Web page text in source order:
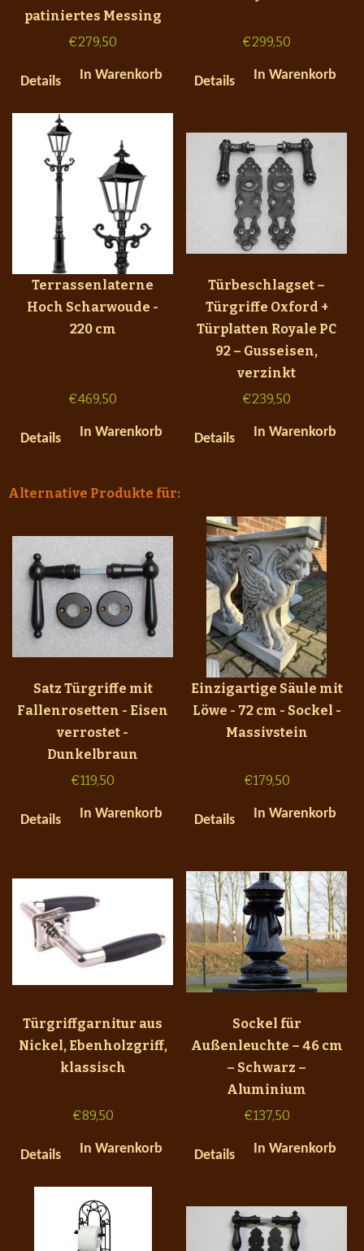
patiniertes Messing
€279,50
Details In Warenkorb
€299,50
Details In Warenkorb
Terrassenlaterne
Hoch Scharwoude -
220 cm
€469,50
Details In Warenkorb
Türbeschlagset –
Türgriffe Oxford +
Türplatten Royale PC
92 – Gusseisen,
verzinkt
€239,50
Details In Warenkorb
Alternative Produkte für:
Satz Türgriffe mit
Fallenrosetten - Eisen
verrostet -
Dunkelbraun
€119,50
Details In Warenkorb
Einzigartige Säule mit
Löwe - 72 cm - Sockel -
Massivstein
€179,50
Details In Warenkorb
Türgriffgarnitur aus
Nickel, Ebenholzgriff,
klassisch
€89,50
Details In Warenkorb
Sockel für
Außenleuchte – 46 cm
– Schwarz –
Aluminium
€137,50
Details In Warenkorb